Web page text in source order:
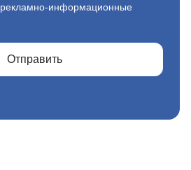
рекламно-информационные
Отправить